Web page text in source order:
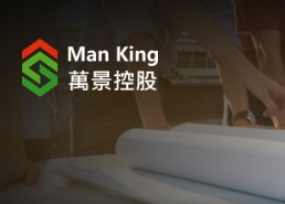
關於我們
股東關係
工程項目